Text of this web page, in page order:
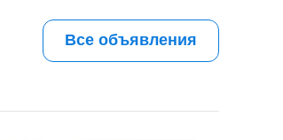
Все объявления